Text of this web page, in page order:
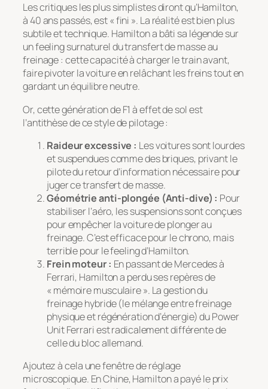
Les critiques les plus simplistes diront qu’Hamilton,
à 40 ans passés, est « fini ». La réalité est bien plus
subtile et technique. Hamilton a bâti sa légende sur
un feeling surnaturel du transfert de masse au
freinage : cette capacité à charger le train avant,
faire pivoter la voiture en relâchant les freins tout en
gardant un équilibre neutre.
Or, cette génération de F1 à effet de sol est
l’antithèse de ce style de pilotage :
Raideur excessive : Les voitures sont lourdes
et suspendues comme des briques, privant le
pilote du retour d’information nécessaire pour
juger ce transfert de masse.
Géométrie anti-plongée (Anti-dive) : Pour
stabiliser l’aéro, les suspensions sont conçues
pour empêcher la voiture de plonger au
freinage. C’est efficace pour le chrono, mais
terrible pour le feeling d’Hamilton.
Frein moteur : En passant de Mercedes à
Ferrari, Hamilton a perdu ses repères de
« mémoire musculaire ». La gestion du
freinage hybride (le mélange entre freinage
physique et régénération d’énergie) du Power
Unit Ferrari est radicalement différente de
celle du bloc allemand.
Ajoutez à cela une fenêtre de réglage
microscopique. En Chine, Hamilton a payé le prix